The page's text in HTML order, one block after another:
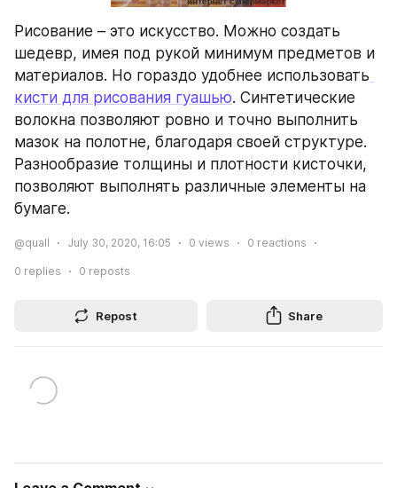
Рисование – это искусство. Можно создать
шедевр, имея под рукой минимум предметов и
материалов. Но гораздо удобнее использовать
кисти для рисования гуашью. Синтетические
волокна позволяют ровно и точно выполнить
мазок на полотне, благодаря своей структуре.
Разнообразие толщины и плотности кисточки,
позволяют выполнять различные элементы на
бумаге.
@quall July 30, 2020, 16:05 0 views 0 reactions
0 replies 0 reposts
Repost Share